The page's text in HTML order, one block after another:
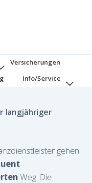
Versicherungen
Info/Service
langjähriger
gehen
Weg. Die